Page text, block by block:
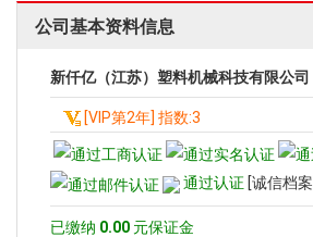
公司基本资料信息
新仟亿（江苏）塑料机械科技有限公司
[VIP第2年] 指数:3
通过认证 [诚信档案]
已缴纳 0.00 元保证金